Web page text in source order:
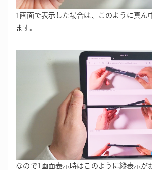
1画面で表示した場合は、このように真ん
ます。
なので1画面表示時はこのように縦表示が